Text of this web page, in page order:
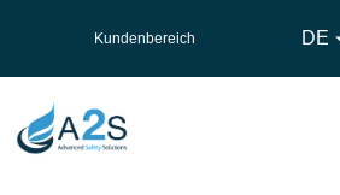
Kundenbereich DE